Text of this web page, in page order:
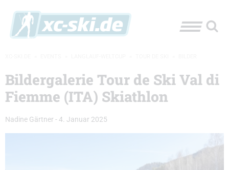
Bildergalerie Tour de Ski Val di
Fiemme (ITA) Skiathlon
Nadine Gärtner -4. Januar 2025